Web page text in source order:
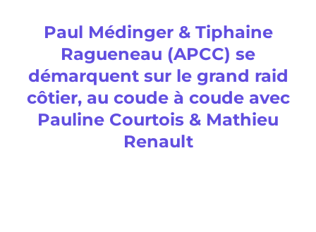
Paul Médinger & Tiphaine
Ragueneau (APCC) se
démarquent sur le grand raid
côtier, au coude à coude avec
Pauline Courtois & Mathieu
Renault